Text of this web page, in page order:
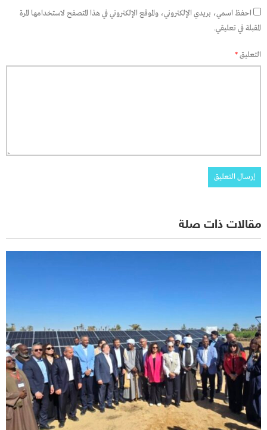
احفظ اسمي، بريدي الإلكتروني، والموقع الإلكتروني في هذا المتصفح لاستخدامها المرة
المقبلة في تعليقي.
التعليق*
مقالات ذات صلة